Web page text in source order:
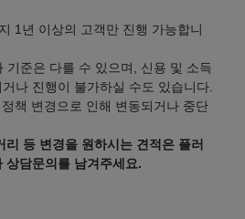
1년 이상의 고객만 진행 가능합니
기준은 다를 수 있으며, 신용 및 소득
나 진행이 불가하실 수도 있습니다.
책 변경으로 인해 변동되거나 중단
등 변경을 원하시는 견적은 플러
상담문의를 남겨주세요.